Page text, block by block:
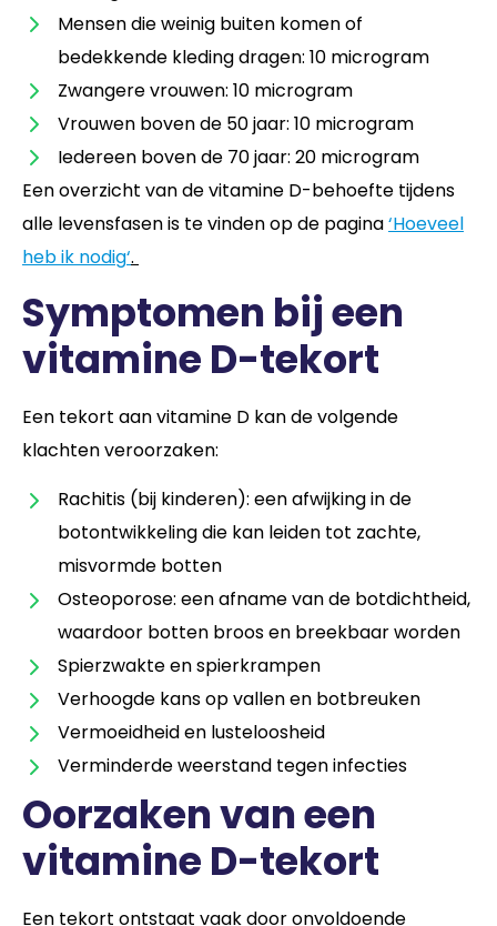
Mensen die weinig buiten komen of
bedekkende kleding dragen: 10 microgram
Zwangere vrouwen: 10 microgram
Vrouwen boven de 50 jaar: 10 microgram
Iedereen boven de 70 jaar: 20 microgram
Een overzicht van de vitamine D-behoefte tijdens
alle levensfasen is te vinden op de pagina‘Hoeveel
heb ik nodig‘.
Symptomen bij een
vitamine D-tekort
Een tekort aan vitamine D kan de volgende
klachten veroorzaken:
Rachitis (bij kinderen): een afwijking in de
botontwikkeling die kan leiden tot zachte,
misvormde botten
Osteoporose: een afname van de botdichtheid,
waardoor botten broos en breekbaar worden
Spierzwakte en spierkrampen
Verhoogde kans op vallen en botbreuken
Vermoeidheid en lusteloosheid
Verminderde weerstand tegen infecties
Oorzaken van een
vitamine D-tekort
Een tekort ontstaat vaak door onvoldoende